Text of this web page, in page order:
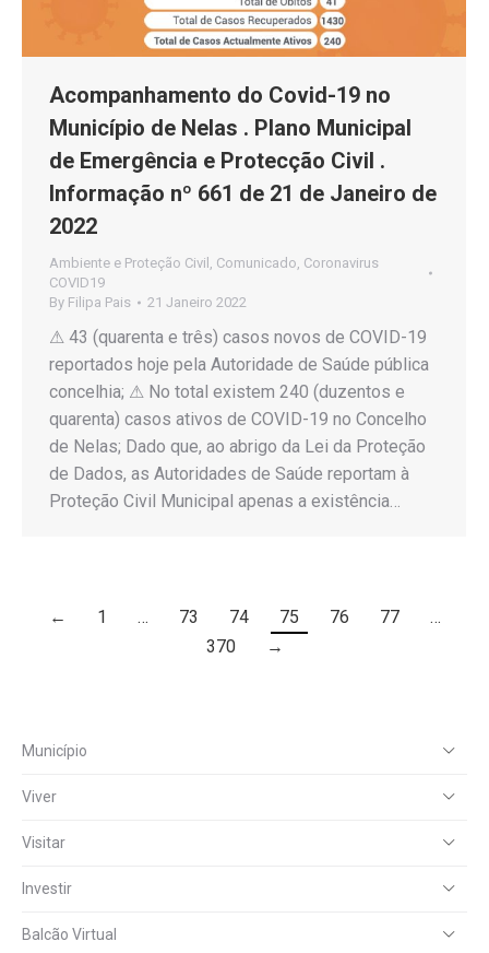
Acompanhamento do Covid-19 no
Município de Nelas . Plano Municipal
de Emergência e Protecção Civil .
Informação nº 661 de 21 de Janeiro de
2022
Ambiente e Proteção Civil Comunicado Coronavirus
COVID19
By Filipa Pais 21 Janeiro 2022
⚠ 43 (quarenta e três) casos novos de COVID-19
reportados hoje pela Autoridade de Saúde pública
concelhia; ⚠ No total existem 240 (duzentos e
quarenta) casos ativos de COVID-19 no Concelho
de Nelas; Dado que, ao abrigo da Lei da Proteção
de Dados, as Autoridades de Saúde reportam à
Proteção Civil Municipal apenas a existência…
← 1 … 73 74 75 76 77
…
370
→
Município
Viver
Visitar
Investir
Balcão Virtual